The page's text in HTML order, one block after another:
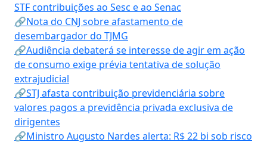
STF contribuições ao Sesc e ao Senac
🔗Nota do CNJ sobre afastamento de
desembargador do TJMG
🔗Audiência debaterá se interesse de agir em ação
de consumo exige prévia tentativa de solução
extrajudicial
🔗STJ afasta contribuição previdenciária sobre
valores pagos a previdência privada exclusiva de
dirigentes
🔗Ministro Augusto Nardes alerta: R$ 22 bi sob risco